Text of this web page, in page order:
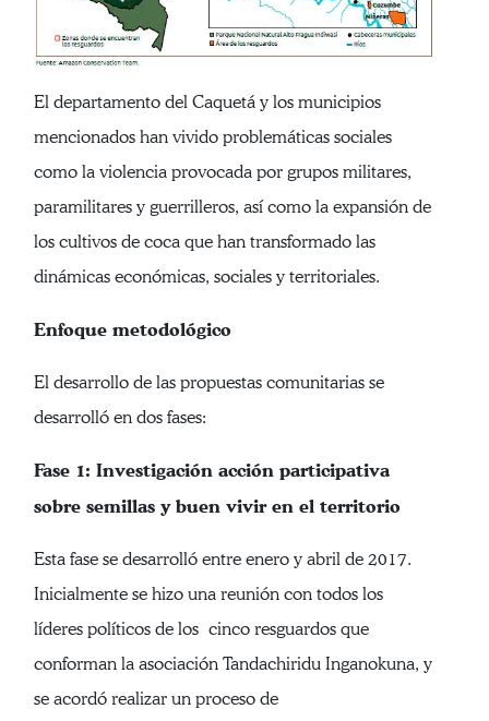
El departamento del Caquetá y los municipios
mencionados han vivido problemáticas sociales
como la violencia provocada por grupos militares,
paramilitares y guerrilleros, así como la expansión de
los cultivos de coca que han transformado las
dinámicas económicas, sociales y territoriales.
Enfoque metodológico
El desarrollo de las propuestas comunitarias se
desarrolló en dos fases:
Fase 1: Investigación acción participativa
sobre semillas y buen vivir en el territorio
Esta fase se desarrolló entre enero y abril de 2017.
Inicialmente se hizo una reunión con todos los
líderes políticos de los cinco resguardos que
conforman la asociación Tandachiridu Inganokuna, y
se acordó realizar un proceso de